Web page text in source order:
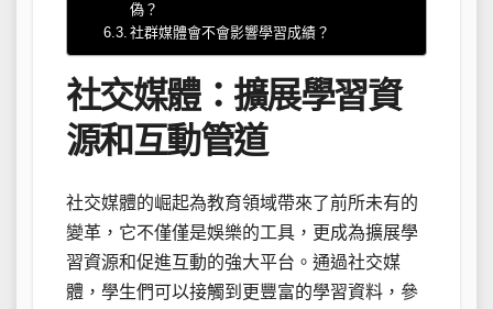
偽？
社群媒體會不會影響學習成績？
社交媒體：擴展學習資
源和互動管道
社交媒體的崛起為教育領域帶來了前所未有的
變革，它不僅僅是娛樂的工具，更成為擴展學
習資源和促進互動的強大平台。通過社交媒
體，學生們可以接觸到更豐富的學習資料，參